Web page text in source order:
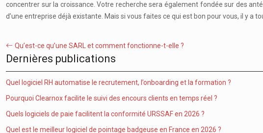
concentrer sur la croissance. Votre recherche sera également fondée sur des
d’une entreprise déjà existante. Mais si vous faites ce qui est bon pour vous, il y a
Qu’est-ce qu’une SARL et comment fonctionne-t-elle ?
Dernières publications
Quel logiciel RH automatise le recrutement, l’onboarding et la formation ?
Pourquoi Clearnox facilite le suivi des encours clients en temps réel ?
Quels logiciels de paie facilitent la conformité URSSAF en 2026 ?
Quel est le meilleur logiciel de pointage badgeuse en France en 2026 ?